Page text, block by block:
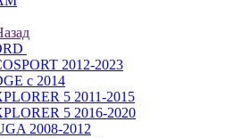
2012-2023
c 2014
5 2011-2015
5 2016-2020
2008-2012